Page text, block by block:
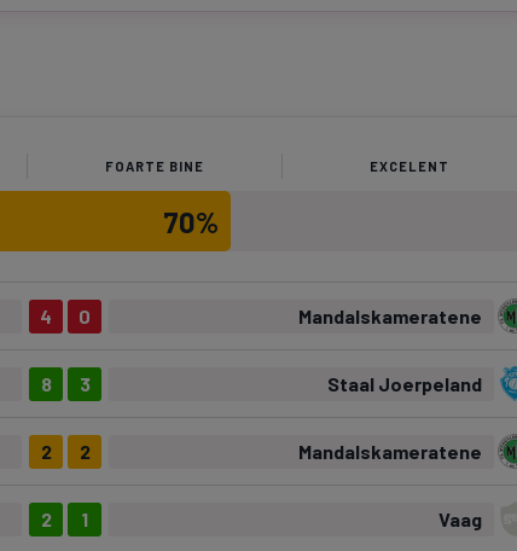
FOARTE BINE EXCELENT
70%
4 Mandalskameratene
0
8 Staal Joerpeland
3
2 Mandalskameratene
2
2 Vaag
1